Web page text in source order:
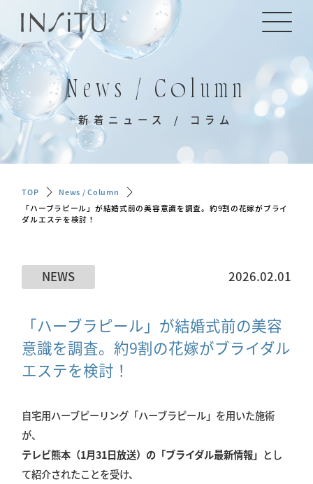
News / Column
新着ニュース / コラム
TOP
News / Column
「ハーブラピール」が結婚式前の美容意識を調査。約9割の花嫁がブライ
ダルエステを検討！
NEWS 2026.02.01
「ハーブラピール」が結婚式前の美容
意識を調査。約9割の花嫁がブライダル
エステを検討！
自宅用ハーブピーリング「ハーブラピール」を用いた施術
が、
テレビ熊本（1月31日放送）の「ブライダル最新情報」 とし
て紹介されたことを受け、